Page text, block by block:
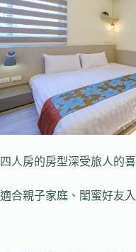
四人房的房型深受旅人的
適合親子家庭、閨蜜好友